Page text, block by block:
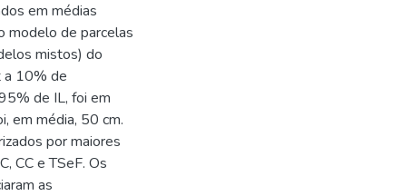
em médias
modelo de parcelas
mistos) do
a 10% de
de IL, foi em
em média, 50 cm.
por maiores
CC e TSeF. Os
as